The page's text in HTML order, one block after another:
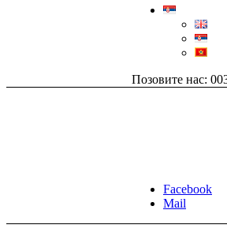
Позовите нас:
Facebook
Mail